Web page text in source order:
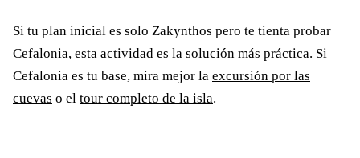
Si tu plan inicial es solo Zakynthos pero te tienta probar
Cefalonia, esta actividad es la solución más práctica. Si
Cefalonia es tu base, mira mejor la excursión por las
cuevas o el tour completo de la isla.